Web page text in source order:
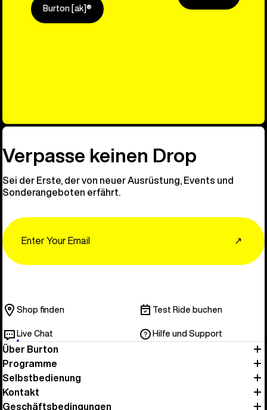
Burton [ak]®
Verpasse keinen Drop
Sei der Erste, der von neuer Ausrüstung, Events und
Sonderangeboten erfährt.
↗
Shop finden Test Ride buchen
Live Chat Hilfe und Support
Über Burton
Programme
Selbstbedienung
Kontakt
Geschäftsbedingungen